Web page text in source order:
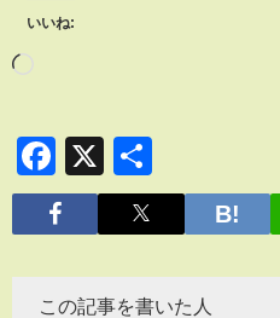
いいね:
Facebook
X
有
この記事を書いた人